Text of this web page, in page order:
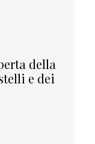
della
e dei